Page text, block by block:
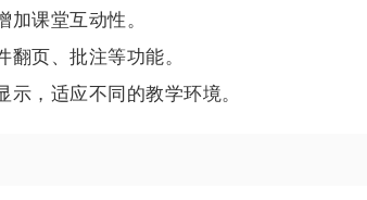
加课堂互动性。
翻页、批注等功能。
，适应不同的教学环境。